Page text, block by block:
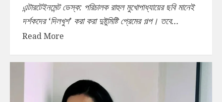
এন্টারটেইনমেন্ট ডেস্ক: পরিচালক রাহুল মুখোপাধ্যায়ের ছবি মানেই
দর্শকদের ‘দিলখুশ’ করা করা দুষ্টুমিষ্টি প্রেমের গল্প। তবে...
Read More